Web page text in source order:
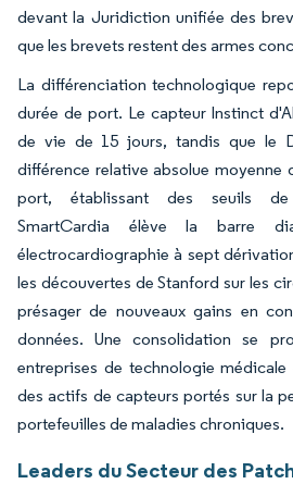
devant la Juridiction unifiée des
que les brevets restent des armes
La différenciation technologique
durée de port. Le capteur Instinct
de vie de 15 jours, tandis que le
différence relative absolue moyenne
port, établissant des seuils de
SmartCardia élève la barre
électrocardiographie à sept
les découvertes de Stanford sur les
présager de nouveaux gains en
données. Une consolidation se
entreprises de technologie
des actifs de capteurs portés sur la
portefeuilles de maladies chroniques.
Leaders du Secteur des